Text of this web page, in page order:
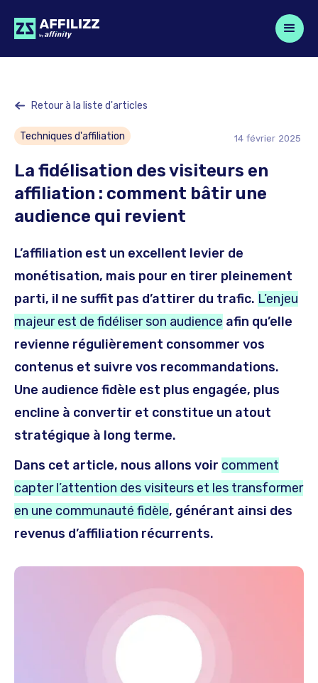
Retour à la liste d'articles
Techniques d'affiliation 14 février 2025
La fidélisation des visiteurs en
affiliation : comment bâtir une
audience qui revient
L’affiliation est un excellent levier de
monétisation, mais pour en tirer pleinement
parti, il ne suffit pas d’attirer du trafic. L’enjeu
majeur est de fidéliser son audience afin qu’elle
revienne régulièrement consommer vos
contenus et suivre vos recommandations.
Une audience fidèle est plus engagée, plus
encline à convertir et constitue un atout
stratégique à long terme.
Dans cet article, nous allons voir comment
capter l’attention des visiteurs et les transformer
en une communauté fidèle, générant ainsi des
revenus d’affiliation récurrents.